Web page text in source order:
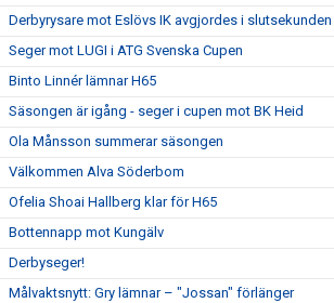
Derbyrysare mot Eslövs IK avgjordes i slutsekunden
Seger mot LUGI i ATG Svenska Cupen
Binto Linnér lämnar H65
Säsongen är igång - seger i cupen mot BK Heid
Ola Månsson summerar säsongen
Välkommen Alva Söderbom
Ofelia Shoai Hallberg klar för H65
Bottennapp mot Kungälv
Derbyseger!
Målvaktsnytt: Gry lämnar – "Jossan" förlänger